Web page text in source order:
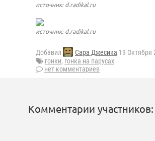
источник: d.radikal.ru
источник: d.radikal.ru
Добавил Сара Джесика 19 Октября
гонки, гонка на парусах
нет комментариев
Комментарии участников: